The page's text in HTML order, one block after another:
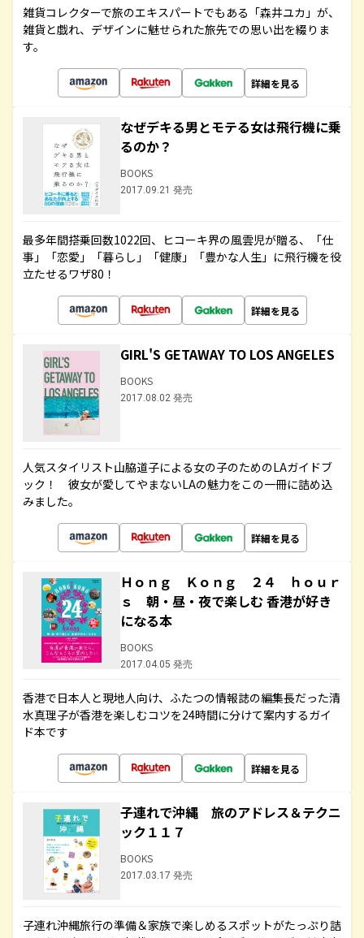
雑貨コレクターで旅のエキスパートでもある「森井ユカ」が、
雑貨と戯れ、デザインに魅せられた旅先での思い出を綴りま
す。
詳細を見る
なぜデキる男とモテる女は飛行機に乗
るのか？
BOOKS
2017.09.21 発売
最多年間搭乗回数1022回、ヒコーキ界の風雲児が贈る、「仕
事」「恋愛」「暮らし」「健康」「豊かな人生」に飛行機を役
立たせるワザ80！
詳細を見る
GIRL'S GETAWAY TO LOS ANGELES
BOOKS
2017.08.02 発売
人気スタイリスト山脇道子による女の子のためのLAガイドブ
ック！ 彼女が愛してやまないLAの魅力をこの一冊に詰め込
みました。
詳細を見る
Ｈｏｎｇ Ｋｏｎｇ ２４ ｈｏｕｒ
ｓ 朝・昼・夜で楽しむ 香港が好き
になる本
BOOKS
2017.04.05 発売
香港で日本人と現地人向け、ふたつの情報誌の編集長だった清
水真理子が香港を楽しむコツを24時間に分けて案内するガイ
ド本です
詳細を見る
子連れで沖縄 旅のアドレス＆テクニ
ック１１７
BOOKS
2017.03.17 発売
子連れ沖縄旅行の準備＆家族で楽しめるスポットがたっぷり詰